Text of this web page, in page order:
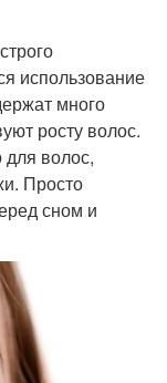
использование
много
росту волос.
волос,
Просто
сном и